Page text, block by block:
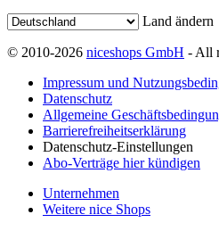
Land ändern
© 2010-2026 niceshops GmbH - All
Impressum und
Datenschutz
Allgemeine
Barrierefreiheitserklärung
Datenschutz-Einstellungen
Abo-Verträge hier kündigen
Unternehmen
Weitere nice Shops